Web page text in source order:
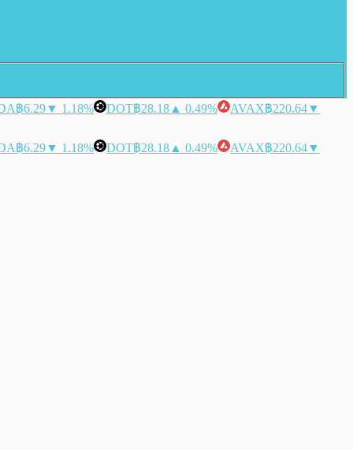
฿6.29▼ 1.18% DOT฿28.18 ▲ 0.49% AVAX฿220.64▼
฿6.29▼ 1.18% DOT฿28.18 ▲ 0.49% AVAX฿220.64▼